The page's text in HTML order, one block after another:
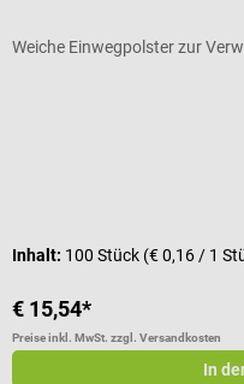
Weiche Einwegpolster zur
Inhalt: 100 Stück (€ 0,16 / 1
€ 15,54*
Preise inkl. MwSt. zzgl. Versandkosten
In